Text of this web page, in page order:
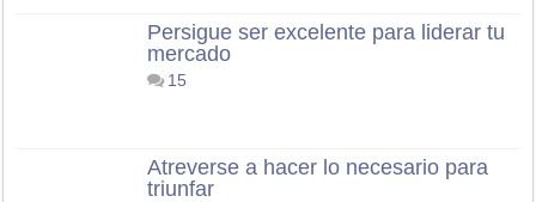
Persigue ser excelente para liderar tu
mercado
15
Atreverse a hacer lo necesario para
triunfar